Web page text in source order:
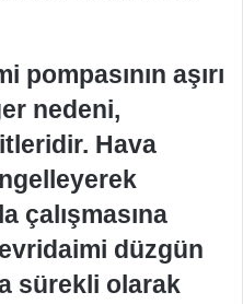
pompasının aşırı
nedeni,
Hava
çalışmasına
düzgün
sürekli olarak